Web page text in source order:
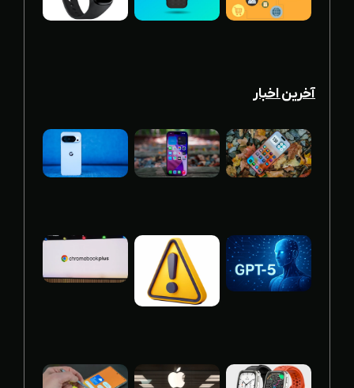
آخرین اخبار